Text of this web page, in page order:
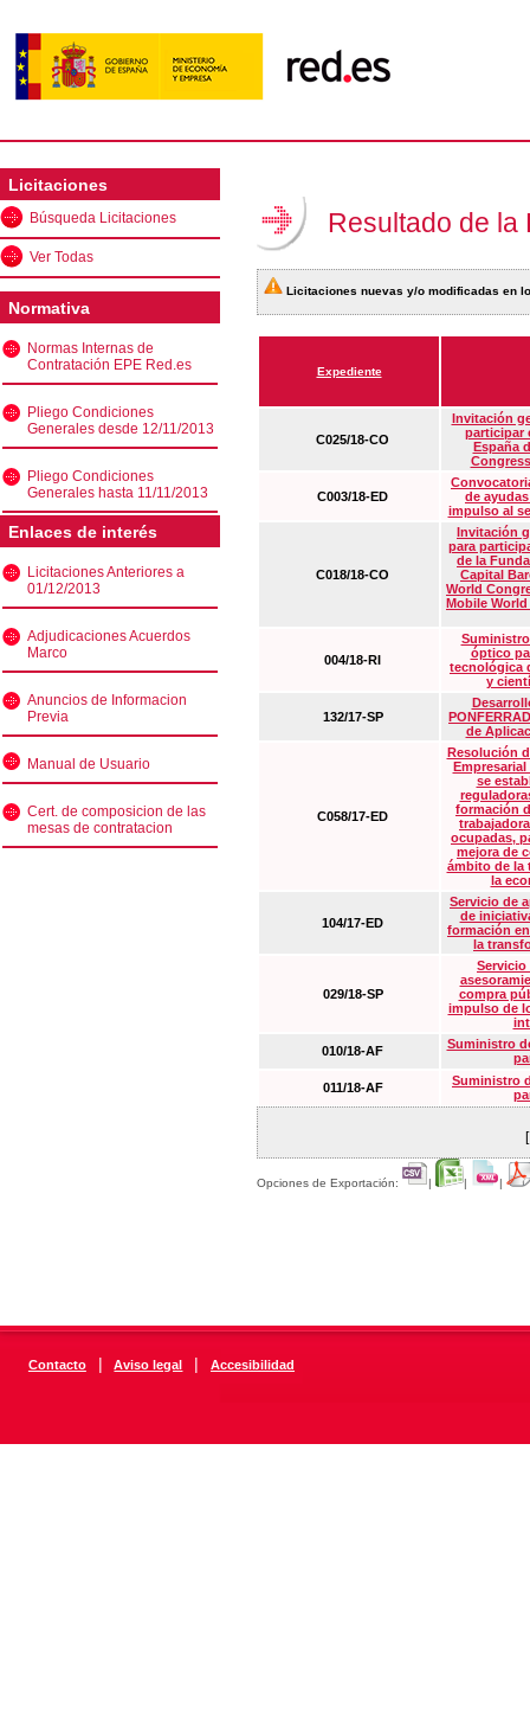
Licitaciones
Búsqueda Licitaciones
Ver Todas
Normativa
Normas Internas de
Contratación EPE Red.es
Pliego Condiciones
Generales desde 12/11/2013
Pliego Condiciones
Generales hasta 11/11/2013
Enlaces de interés
Licitaciones Anteriores a
01/12/2013
Adjudicaciones Acuerdos
Marco
Anuncios de Informacion
Previa
Manual de Usuario
Cert. de composicion de las
mesas de contratacion
Resultado de la
Licitaciones nuevas y/o modificadas en
Expediente
C025/18-CO
Invitación
participar
España
C003/18-ED
de
impulso al
C018/18-CO
Invitación
para
de la
Capital
World
Mobile
004/18-RI
óptico
tecnológica
y
132/17-SP
de
C058/17-ED
Resolución
Empresarial
se
formación
ocupadas,
mejora de
ámbito de la
la
104/17-ED
Servicio de
de
formación
la
029/18-SP
Servicio
compra
impulso de
010/18-AF
Suministro
011/18-AF
Suministro
Opciones de Exportación: | | |
Contacto | Aviso legal | Accesibilidad